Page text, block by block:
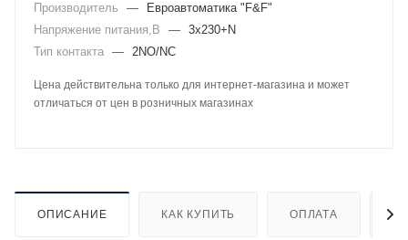
Производитель —
Евроавтоматика "F&F"
Напряжение питания,В
— 3х230+N
Тип контакта — 2NO/NC
Цена действительна только для интернет-магазина и может
отличаться от цен в розничных магазинах
ОПИСАНИЕ КАК КУПИТЬ ОПЛАТА